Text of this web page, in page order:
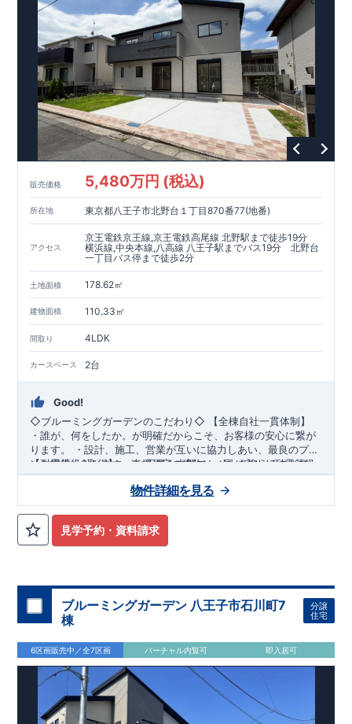
販売価格 5,480万円 (税込)
所在地 東京都八王子市北野台１丁目870番77(地番)
アクセス
京王電鉄京王線,京王電鉄高尾線 北野駅まで徒歩19分
横浜線,中央本線,八高線 八王子駅までバス19分 北野台
一丁目バス停まで徒歩2分
土地面積 178.62㎡
建物面積 110.33㎡
間取り 4LDK
カースペース 2台
Good!
◇ブルーミングガーデンのこだわり◇
【全棟自社一貫体制】
・誰が、何をしたか。が明確だからこそ、お客様の安心に繋が
ります。 ​・設計、施工、営業が互いに協力しあい、最良のプラ
ンを提供いたします。 ​・不要な中間マージンを抑えることで、
コストダウンに努めています。
【耐震等級3取得】​・東栄住宅の建物は、国が定めた耐震等級
で最高の3を取得。建築基準法で定められた、「数百年に一度
発生する地震に対して、倒壊、崩壊しない。」という基準か
ら、さらに1.5倍の耐震力を達成しています。
​【住宅性能評価ダブル取得】​・設計住宅性能評価：建物設計段
階で、国が認めた第三者機関が評価しています。 ​・建設住宅性
能評価：評価を受けた図面通りに施工されているか、建設まで
に、計4回のチェックが行われます。 ​図面や書類上だけでな
【長期優良住宅】​・東栄住宅は、全7つの技術基準のうち、4つ
だけでなく、中古市場でも、長期優良住宅が有利に働きます。 ​
​【充実のアフターサポート】
・東栄住宅では、お引渡し後最大
らが本当のお付き合いだと考え、アフターサービスを外部の業
者に委託せず、東栄住宅グループ「東栄ホームサービス株式会
社」にて責任をもって対応いたします。
見学予約・資料請求
物件詳細を見る
ブルーミングガーデン 八王子市石川町7
棟
分譲
住宅
6区画販売中／全7区画 バーチャル内覧可 即入居可